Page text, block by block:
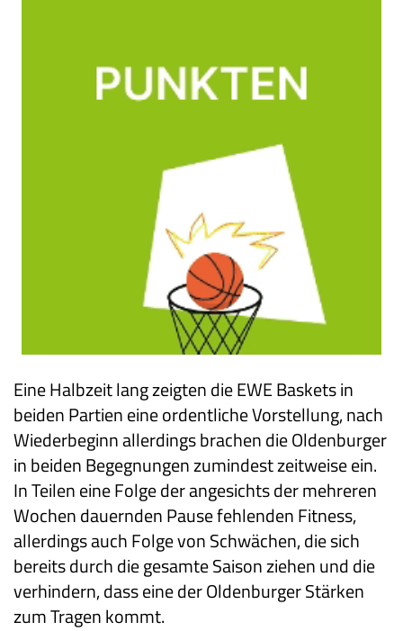
Eine Halbzeit lang zeigten die EWE Baskets in
beiden Partien eine ordentliche Vorstellung, nach
Wiederbeginn allerdings brachen die Oldenburger
in beiden Begegnungen zumindest zeitweise ein.
In Teilen eine Folge der angesichts der mehreren
Wochen dauernden Pause fehlenden Fitness,
allerdings auch Folge von Schwächen, die sich
bereits durch die gesamte Saison ziehen und die
verhindern, dass eine der Oldenburger Stärken
zum Tragen kommt.